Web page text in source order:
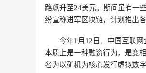
路飙升至24美元。期间虽有一
纷宣称进军区块链，计划推出
今年1月12日，中国互联
本质上是一种融资行为，是变
名为以矿机为核心发行虚拟数